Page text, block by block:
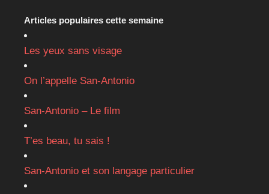
Articles populaires cette semaine
Les yeux sans visage
On l’appelle San-Antonio
San-Antonio – Le film
T’es beau, tu sais !
San-Antonio et son langage particulier